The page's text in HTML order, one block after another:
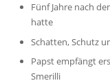
Fünf Jahre nach
hatte
Schatten, Schutz
Papst empfängt
Smerilli